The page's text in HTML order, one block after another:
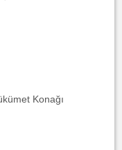
Konağı